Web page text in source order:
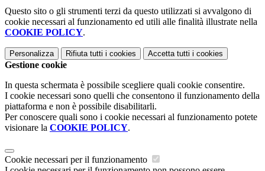
Questo sito o gli strumenti terzi da questo utilizzati si avvalgono di
cookie necessari al funzionamento ed utili alle finalità illustrate nella
COOKIE POLICY.
Personalizza Rifiuta tutti i cookies Accetta tutti i cookies
Gestione cookie
In questa schermata è possibile scegliere quali cookie consentire.
I cookie necessari sono quelli che consentono il funzionamento della
piattaforma e non è possibile disabilitarli.
Per conoscere quali sono i cookie necessari al funzionamento potete
visionare la COOKIE POLICY.
Cookie necessari per il funzionamento